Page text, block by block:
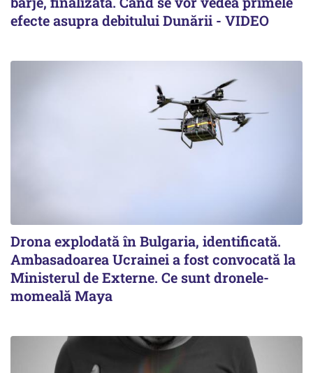
efecte asupra debitului Dunării - VIDEO
Drona explodată în Bulgaria, identificată.
Ambasadoarea Ucrainei a fost convocată la
Ministerul de Externe. Ce sunt dronele-
momeală Maya